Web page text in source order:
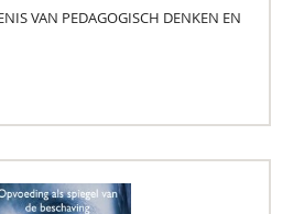
VAN PEDAGOGISCH DENKEN EN